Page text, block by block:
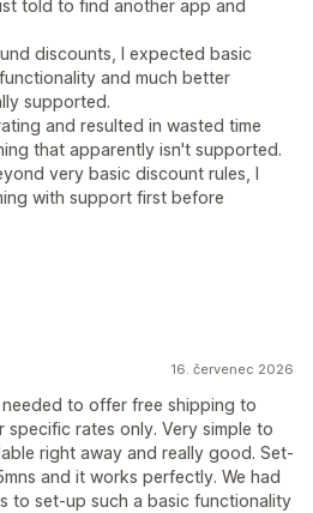
told to find another app and
discounts, I expected basic
and much better
supported.
and resulted in wasted time
that apparently isn't supported.
very basic discount rules, I
with support first before
16. červenec 2026
to offer free shipping to
rates only. Very simple to
right away and really good. Set-
and it works perfectly. We had
to set-up such a basic functionality